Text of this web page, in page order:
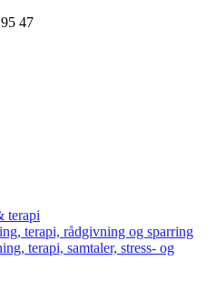
47
terapi
terapi, rådgivning og sparring
terapi, samtaler, stress- og